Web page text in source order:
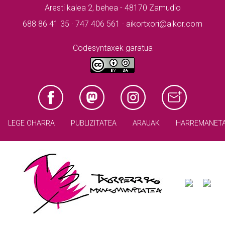
Aresti kalea 2, behea - 48170 Zamudio
688 86 41 35 · 747 406 561 · aikortxori@aikor.com
Codesyntaxek garatua
LEGE OHARRA PUBLIZITATEA ARAUAK